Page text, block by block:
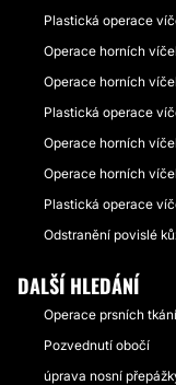
Plastická operace
Operace horních
Operace horních
Plastická operace
Operace horních
Operace horních
Plastická operace
Odstranění povislé
DALŠÍ HLEDÁNÍ
Operace prsních
Pozvednutí obočí
úprava nosní